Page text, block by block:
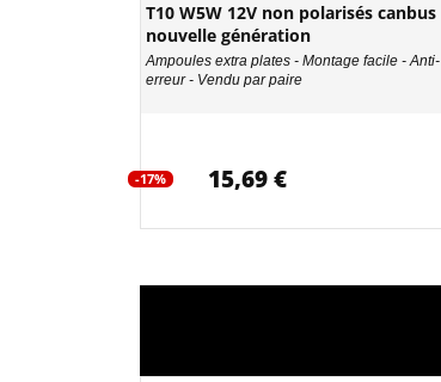
T10 W5W 12V non polarisés canbus
nouvelle génération
Ampoules extra plates - Montage facile - Anti-
erreur - Vendu par paire
-17% 15,69 €